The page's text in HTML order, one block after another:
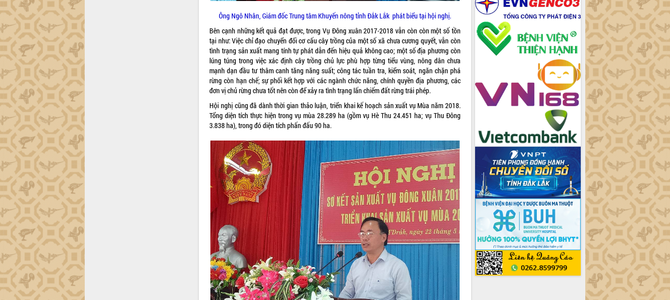
Ông Ngô Nhân, Giám đốc Trung tâm Khuyến nông tỉnh Đắk Lắk phát biểu tại hội nghị.
Bên cạnh những kết quả đạt được, trong Vụ Đông xuân 2017-2018 vẫn còn còn một số tồn
tại như: Việc chỉ đạo chuyển đổi cơ cấu cây trồng của một số xã chưa cương quyết, vẫn còn
tình trạng sản xuất mang tính tự phát dẫn đến hiệu quả không cao; một số địa phương còn
lúng túng trong việc xác định cây trồng chủ lực phù hợp từng tiểu vùng, nông dân chưa
mạnh dạn đầu tư thâm canh tăng năng suất; công tác tuần tra, kiểm soát, ngăn chặn phá
rừng còn hạn chế; sự phối kết hợp với các ngành chức năng, chính quyền địa phương, các
đơn vị chủ rừng chưa tốt nên còn để xảy ra tình trạng lấn chiếm đất rừng trái phép.
Hội nghị cũng đã dành thời gian thảo luận, triển khai kế hoạch sản xuất vụ Mùa năm 2018.
Tổng diện tích thực hiện trong vụ mùa 28.289 ha (gồm vụ Hè Thu 24.451 ha; vụ Thu Đông
3.838 ha), trong đó diện tích phấn đấu 90 ha.